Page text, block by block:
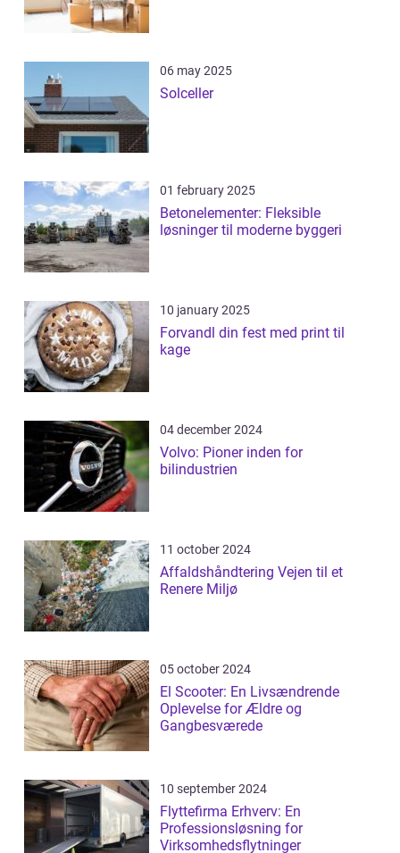
06 may 2025
Solceller
01 february 2025
Betonelementer: Fleksible
løsninger til moderne byggeri
10 january 2025
Forvandl din fest med print til
kage
04 december 2024
Volvo: Pioner inden for
bilindustrien
11 october 2024
Affaldshåndtering Vejen til et
Renere Miljø
05 october 2024
El Scooter: En Livsændrende
Oplevelse for Ældre og
Gangbesværede
10 september 2024
Flyttefirma Erhverv: En
Professionsløsning for
Virksomhedsflytninger